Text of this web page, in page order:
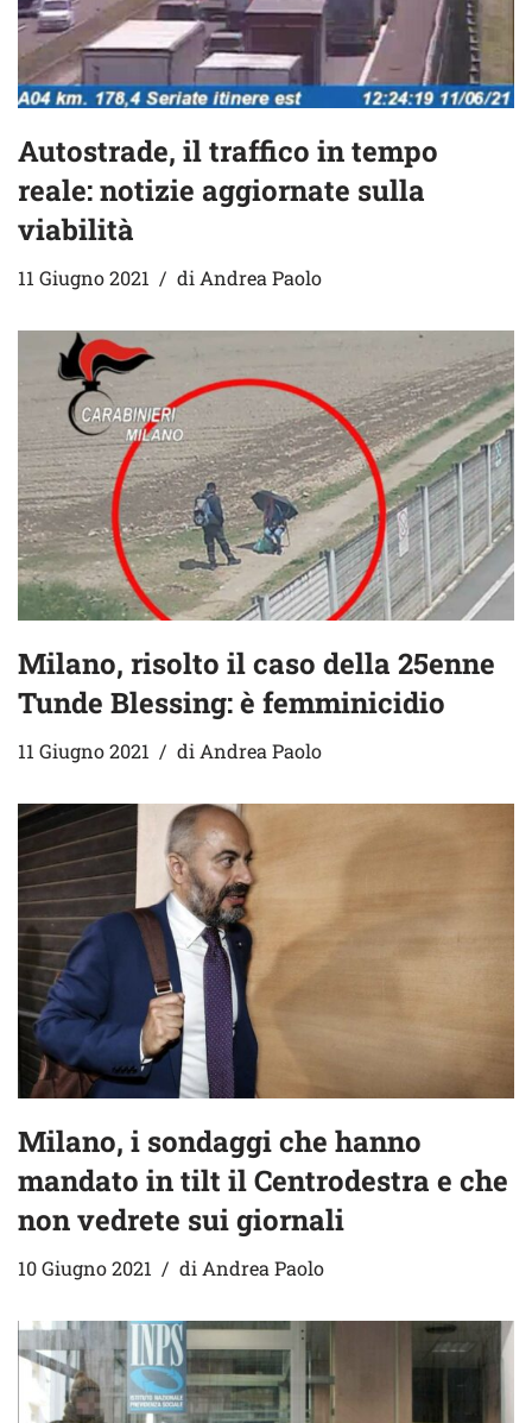
Autostrade, il traffico in tempo
reale: notizie aggiornate sulla
viabilità
11 Giugno 2021 di Andrea Paolo
Milano, risolto il caso della 25enne
Tunde Blessing: è femminicidio
11 Giugno 2021 diAndrea Paolo
Milano, i sondaggi che hanno
mandato in tilt il Centrodestra e che
non vedrete sui giornali
10 Giugno 2021 diAndrea Paolo